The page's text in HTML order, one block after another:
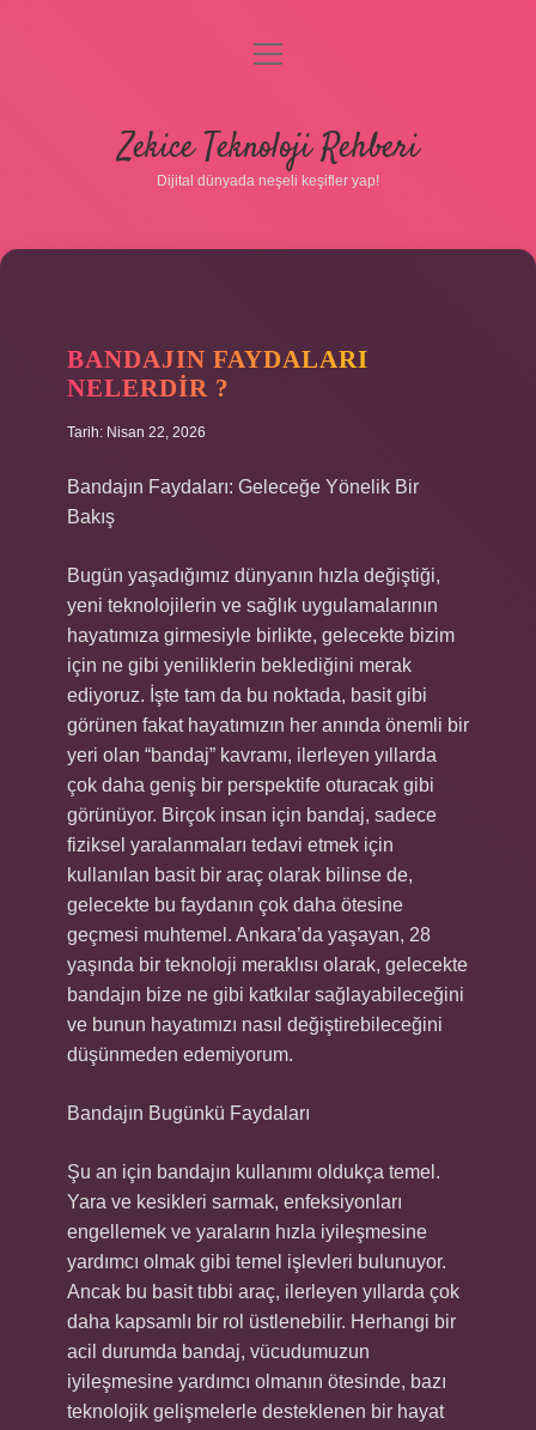
Gizlilik Politikası
Hakkımızda
menüyü
Zekice Teknoloji Rehberi
Dijital dünyada neşeli keşifler yap!
BANDAJIN FAYDALARI
NELERDIR ?
Tarih: Nisan 22, 2026
Bandajın Faydaları: Geleceğe Yönelik Bir
Bakış
Bugün yaşadığımız dünyanın hızla değiştiği,
yeni teknolojilerin ve sağlık uygulamalarının
hayatımıza girmesiyle birlikte, gelecekte bizim
için ne gibi yeniliklerin beklediğini merak
ediyoruz. İşte tam da bu noktada, basit gibi
görünen fakat hayatımızın her anında önemli bir
yeri olan “bandaj” kavramı, ilerleyen yıllarda
çok daha geniş bir perspektife oturacak gibi
görünüyor. Birçok insan için bandaj, sadece
fiziksel yaralanmaları tedavi etmek için
kullanılan basit bir araç olarak bilinse de,
gelecekte bu faydanın çok daha ötesine
geçmesi muhtemel. Ankara’da yaşayan, 28
yaşında bir teknoloji meraklısı olarak, gelecekte
bandajın bize ne gibi katkılar sağlayabileceğini
ve bunun hayatımızı nasıl değiştirebileceğini
düşünmeden edemiyorum.
Bandajın Bugünkü Faydaları
Şu an için bandajın kullanımı oldukça temel.
Yara ve kesikleri sarmak, enfeksiyonları
engellemek ve yaraların hızla iyileşmesine
yardımcı olmak gibi temel işlevleri bulunuyor.
Ancak bu basit tıbbi araç, ilerleyen yıllarda çok
daha kapsamlı bir rol üstlenebilir. Herhangi bir
acil durumda bandaj, vücudumuzun
iyileşmesine yardımcı olmanın ötesinde, bazı
teknolojik gelişmelerle desteklenen bir hayat